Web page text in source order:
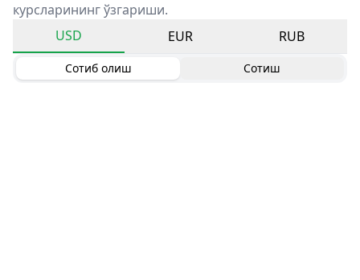
курсларининг ўзгариши.
USD
EUR RUB
Сотиб олиш Сотиш